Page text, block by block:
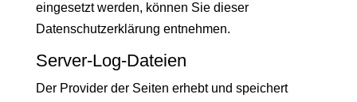
eingesetzt werden, können Sie dieser
Datenschutzerklärung entnehmen.
Server-Log-Dateien
Der Provider der Seiten erhebt und speichert